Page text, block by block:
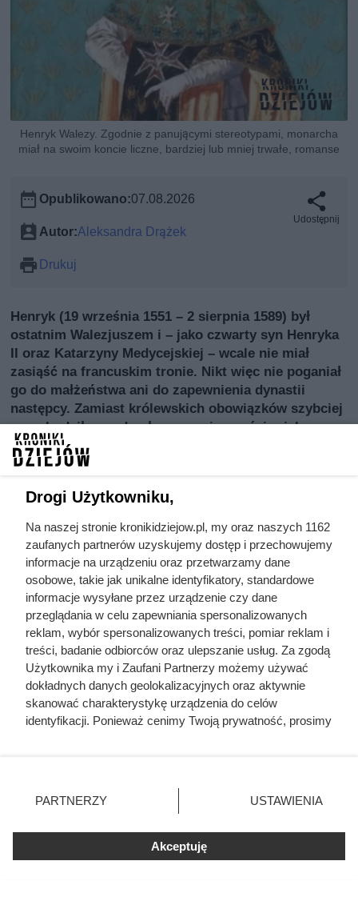
Henryk Walezy. Zgodnie z panującymi stereotypami, monarcha
miał na swoim koncie liczne, bardziej lub mniej trwałe, romanse
Opublikowano:07.08.2026
Autor:Aleksandra Drążek
Drukuj
Udostępnij
Henryk (19 września 1551 – 2 sierpnia 1589) był
ostatnim Walezjuszem i – jako czwarty syn Henryka
II oraz Katarzyny Medycejskiej – wcale nie miał
zasiąść na francuskim tronie. Nikt więc nie poganiał
go do małżeństwa ani do zapewnienia dynastii
następcy. Zamiast królewskich obowiązków szybciej
przychodziły mu do głowy przyjemności: piękne
kobiety, romanse i nocne przygody, także te
kupowane za pieniądze. Mówiono, że miał oko do
nawet, że właśnie to mogło zaważyć na jego
zniknięciu, gdy szlachta zaczęła planować mu ślub z
Anną Jagiellonką, starszą od niego o trzy dekady. Ile
było tych historii? Tego nie da się policzyć. Ale kilka
z nich szczególnie rozpala wyobraźnię…
Drogi Użytkowniku,
Na naszej stronie kronikidziejow.pl, my oraz naszych 1162
zaufanych partnerów uzyskujemy dostęp i przechowujemy
informacje na urządzeniu oraz przetwarzamy dane
osobowe, takie jak unikalne identyfikatory, standardowe
informacje wysyłane przez urządzenie czy dane
przeglądania w celu zapewniania spersonalizowanych
reklam, wybór spersonalizowanych treści, pomiar reklam i
treści, badanie odbiorców oraz ulepszanie usług. Za zgodą
Użytkownika my i Zaufani Partnerzy możemy używać
dokładnych danych geolokalizacyjnych oraz aktywnie
skanować charakterystykę urządzenia do celów
identyfikacji. Ponieważ cenimy Twoją prywatność, prosimy
prywatności znajdujący się w lewym dolnym rogu strony
. Niektóre rodzaje przetwarzania danych nie wymagają
zgody użytkownika, ale masz prawo sprzeciwić się
takiemu przetwarzaniu. Preferencje będą miały
zastosowania tylko na tej witrynie.
PARTNERZY USTAWIENIA
Akceptuję